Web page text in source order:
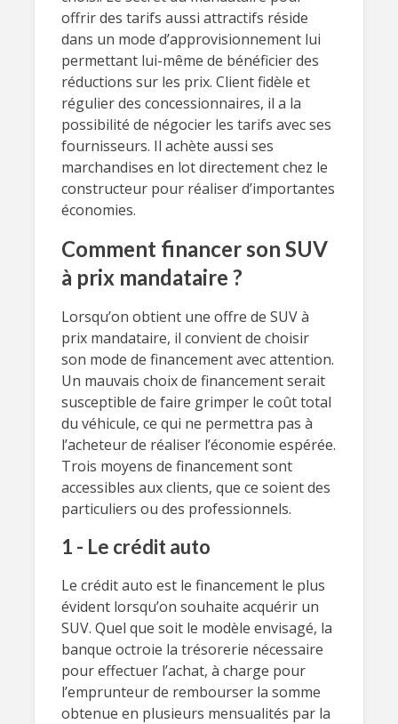
offrir des tarifs aussi attractifs réside
dans un mode d’approvisionnement lui
permettant lui-même de bénéficier des
réductions sur les prix. Client fidèle et
régulier des concessionnaires, il a la
possibilité de négocier les tarifs avec ses
fournisseurs. Il achète aussi ses
marchandises en lot directement chez le
constructeur pour réaliser d’importantes
économies.
Comment financer son SUV
à prix mandataire ?
Lorsqu’on obtient une offre de SUV à
prix mandataire, il convient de choisir
son mode de financement avec attention.
Un mauvais choix de financement serait
susceptible de faire grimper le coût total
du véhicule, ce qui ne permettra pas à
l’acheteur de réaliser l’économie espérée.
Trois moyens de financement sont
accessibles aux clients, que ce soient des
particuliers ou des professionnels.
1 - Le crédit auto
Le crédit auto est le financement le plus
évident lorsqu’on souhaite acquérir un
SUV. Quel que soit le modèle envisagé, la
banque octroie la trésorerie nécessaire
pour effectuer l’achat, à charge pour
l’emprunteur de rembourser la somme
obtenue en plusieurs mensualités par la